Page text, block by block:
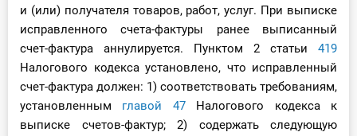
и (или) получателя товаров, работ, услуг. При выписке
исправленного счета-фактуры ранее выписанный
счет-фактура аннулируется. Пунктом 2 статьи 419
Налогового кодекса установлено, что исправленный
счет-фактура должен: 1) соответствовать требованиям,
установленным главой 47Налогового кодекса к
выписке счетов-фактур; 2) содержать следующую